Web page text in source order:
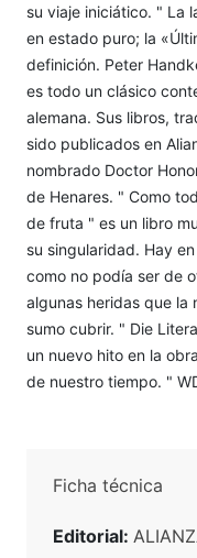
su viaje iniciático. " La
en estado puro; la
definición. Peter
es todo un clásico
alemana. Sus libros,
sido publicados en
nombrado Doctor
de Henares. " Como
de fruta " es un libro
su singularidad. Hay
como no podía ser de
algunas heridas que la
sumo cubrir. " Die
un nuevo hito en la
de nuestro tiempo. "
Ficha técnica
Editorial: